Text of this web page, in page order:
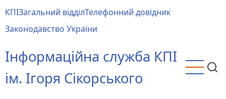
до
основного
КПІЗагальний відділТелефонний довідник
Законодавство України
Інформаційна служба КПІ
ім. Ігоря Сікорського